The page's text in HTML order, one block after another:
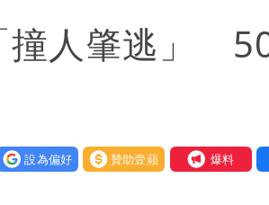
惡房東！漲租→續約前翻臉→
中間商羈押禁見
更近 暴風圈逼近岸處
撞人肇逃」
為偏好 贊助壹蘋 我要爆料